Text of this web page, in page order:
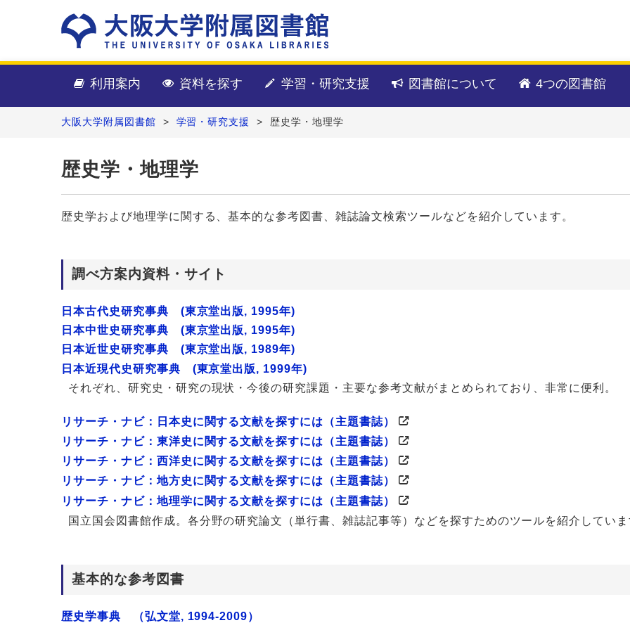
利用案内 資料を探す 学習・研究支援 図書館について 4つの図書館
大阪大学附属図書館 > 学習・研究支援 > 歴史学・地理学
歴史学・地理学
歴史学および地理学に関する、基本的な参考図書、雑誌論文検索ツールなどを紹介しています。
調べ方案内資料・サイト
日本古代史研究事典 (東京堂出版, 1995年)
日本中世史研究事典 (東京堂出版, 1995年)
日本近世史研究事典 (東京堂出版, 1989年)
日本近現代史研究事典 (東京堂出版, 1999年)
それぞれ、研究史・研究の現状・今後の研究課題・主要な参考文献がまとめられており、非常に便利。
リサーチ・ナビ：日本史に関する文献を探すには（主題書誌）
リサーチ・ナビ：東洋史に関する文献を探すには（主題書誌）
リサーチ・ナビ：西洋史に関する文献を探すには（主題書誌）
リサーチ・ナビ：地方史に関する文献を探すには（主題書誌）
リサーチ・ナビ：地理学に関する文献を探すには（主題書誌）
国立国会図書館作成。各分野の研究論文（単行書、雑誌記事等）などを探すためのツールを紹介してい
基本的な参考図書
歴史学事典 （弘文堂, 1994-2009）